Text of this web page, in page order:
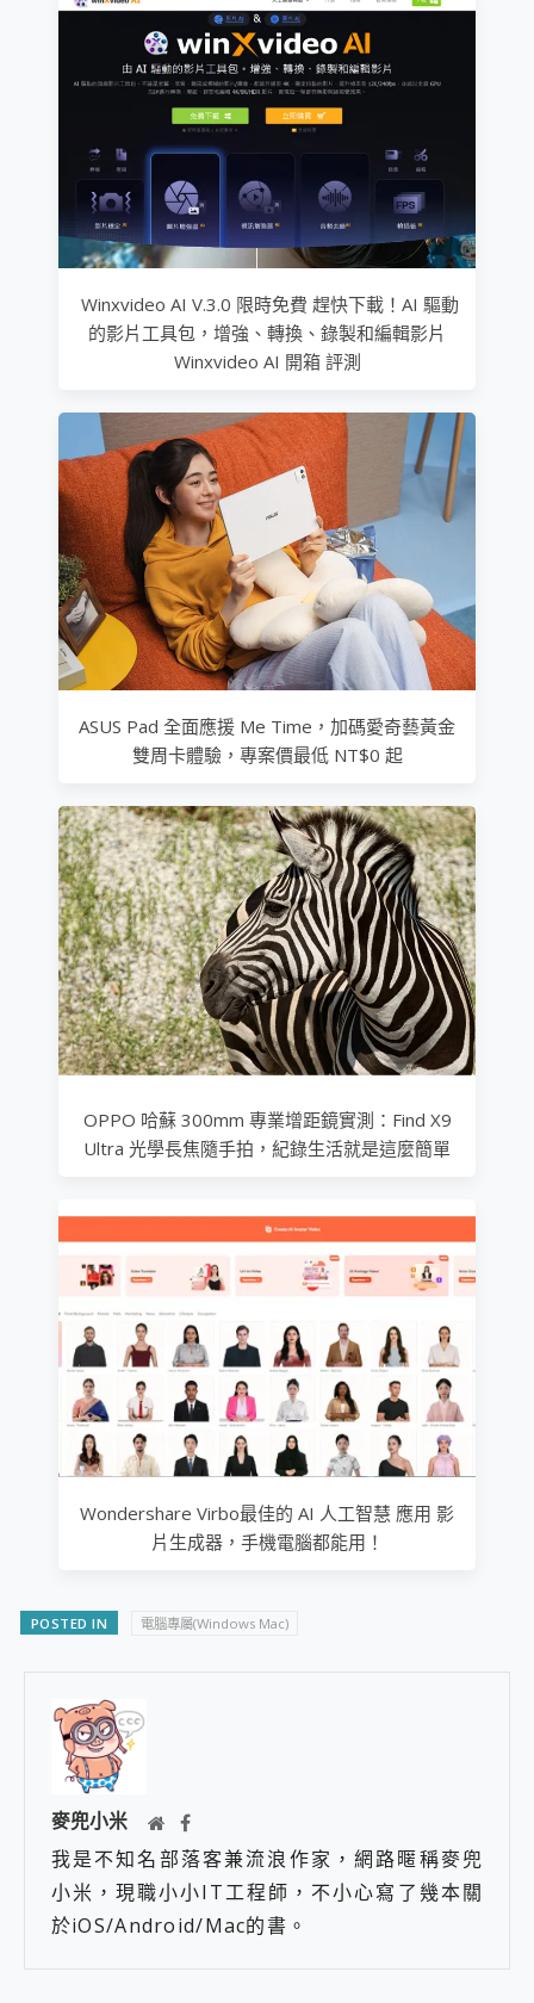
Winxvideo AI V.3.0 限時免費 趕快下載！AI 驅動
的影片工具包，增強、轉換、錄製和編輯影片
Winxvideo AI 開箱 評測
ASUS Pad 全面應援 Me Time，加碼愛奇藝黃金
雙周卡體驗，專案價最低 NT$0 起
OPPO 哈蘇 300mm 專業增距鏡實測：Find X9
Ultra 光學長焦隨手拍，紀錄生活就是這麼簡單
Wondershare Virbo最佳的 AI 人工智慧 應用 影
片生成器，手機電腦都能用！
POSTED IN 電腦專屬(Windows Mac)
麥兜小米
我是不知名部落客兼流浪作家，網路暱稱麥兜
小米，現職小小IT工程師，不小心寫了幾本關
於iOS/Android/Mac的書。